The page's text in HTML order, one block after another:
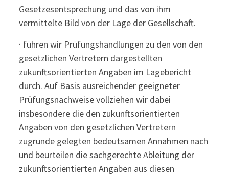
Gesetzesentsprechung und das von ihm
vermittelte Bild von der Lage der Gesellschaft.
· führen wir Prüfungshandlungen zu den von den
gesetzlichen Vertretern dargestellten
zukunftsorientierten Angaben im Lagebericht
durch. Auf Basis ausreichender geeigneter
Prüfungsnachweise vollziehen wir dabei
insbesondere die den zukunftsorientierten
Angaben von den gesetzlichen Vertretern
zugrunde gelegten bedeutsamen Annahmen nach
und beurteilen die sachgerechte Ableitung der
zukunftsorientierten Angaben aus diesen